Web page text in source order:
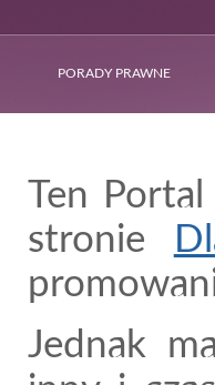
PORADY PRAWNE
Ten
stronie
Jednak